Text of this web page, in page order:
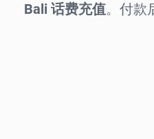
Bali 话费充值。付款